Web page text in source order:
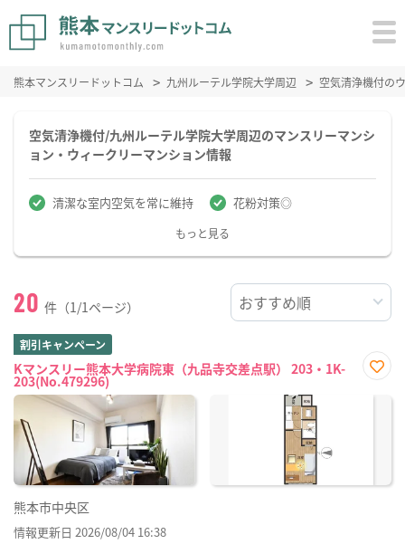
熊本マンスリードットコム 九州ルーテル学院大学周辺 空気清浄機付の
空気清浄機付/九州ルーテル学院大学周辺のマンスリーマンシ
ョン・ウィークリーマンション情報
清潔な室内空気を常に維持 花粉対策◎
もっと見る
20 件（1/1ページ）
割引キャンペーン
Kマンスリー熊本大学病院東（九品寺交差点駅） 203・1K-
203(No.479296)
に入
熊本市中央区
情報更新日 2026/08/04 16:38